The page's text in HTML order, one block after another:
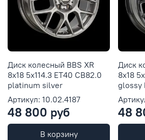
Диск колесный BBS XR
8x18 5x114.3 ET40 CB82.0
platinum silver
Артикул: 10.02.4187
48 800 руб
В корзину
Диск
8x18
glossy
48